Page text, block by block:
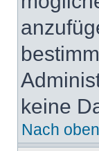
keine
Nach oben